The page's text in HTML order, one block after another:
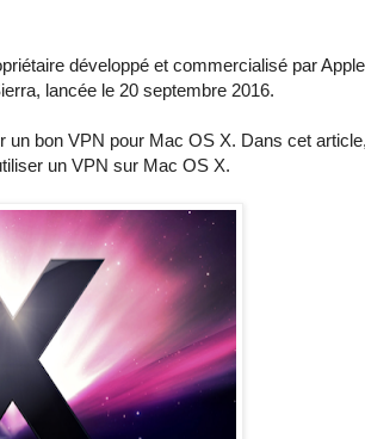
développé et commercialisé par
lancée le 20 septembre 2016.
bon VPN pour Mac OS X. Dans cet
un VPN sur Mac OS X.